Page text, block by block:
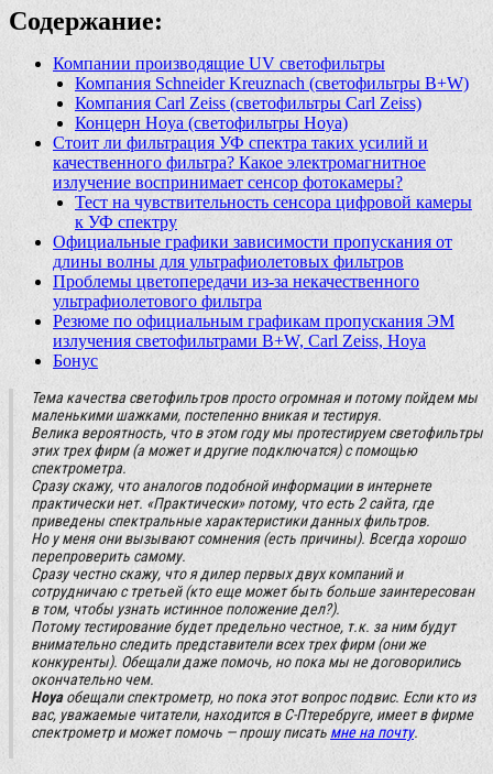
Содержание:
Компании производящие UV светофильтры
Компания Schneider Kreuznach (светофильтры B+W)
Компания Carl Zeiss (светофильтры Carl Zeiss)
Концерн Hoya (светофильтры Hoya)
Стоит ли фильтрация УФ спектра таких усилий и
качественного фильтра? Какое электромагнитное
излучение воспринимает сенсор фотокамеры?
Тест на чувствительность сенсора цифровой камеры
к УФ спектру
Официальные графики зависимости пропускания от
длины волны для ультрафиолетовых фильтров
Проблемы цветопередачи из-за некачественного
ультрафиолетового фильтра
Резюме по официальным графикам пропускания ЭМ
излучения светофильтрами B+W, Carl Zeiss, Hoya
Бонус
Тема качества светофильтров просто огромная и потому пойдем мы
маленькими шажками, постепенно вникая и тестируя.
Велика вероятность, что в этом году мы протестируем светофильтры
этих трех фирм (а может и другие подключатся) с помощью
спектрометра.
Сразу скажу, что аналогов подобной информации в интернете
практически нет. «Практически» потому, что есть 2 сайта, где
приведены спектральные характеристики данных фильтров.
Но у меня они вызывают сомнения (есть причины). Всегда хорошо
перепроверить самому.
Сразу честно скажу, что я дилер первых двух компаний и
сотрудничаю с третьей (кто еще может быть больше заинтересован
в том, чтобы узнать истинное положение дел?).
Потому тестирование будет предельно честное, т.к. за ним будут
внимательно следить представители всех трех фирм (они же
конкуренты). Обещали даже помочь, но пока мы не договорились
окончательно чем.
Hoyaобещали спектрометр, но пока этот вопрос подвис. Если кто из
вас, уважаемые читатели, находится в С-Птеребруге, имеет в фирме
спектрометр и может помочь — прошу писать мне на почту.